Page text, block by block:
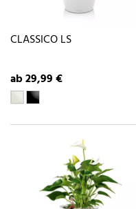
CLASSICO LS
ab 29,99 €